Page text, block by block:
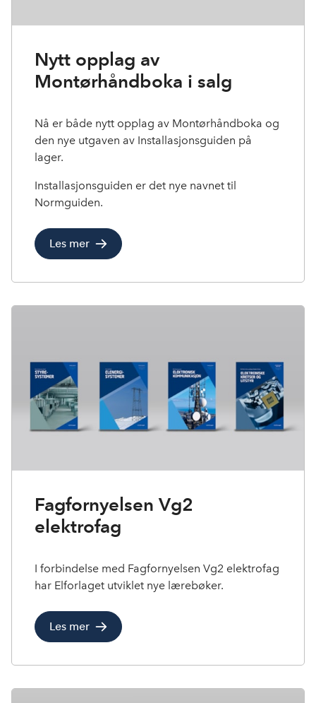
Nytt opplag av
Montørhåndboka i salg
Nå er både nytt opplag av Montørhåndboka og
den nye utgaven av Installasjonsguiden på
lager.
Installasjonsguiden er det nye navnet til
Normguiden.
Les mer
Fagfornyelsen Vg2
elektrofag
I forbindelse med Fagfornyelsen Vg2 elektrofag
har Elforlaget utviklet nye lærebøker.
Les mer